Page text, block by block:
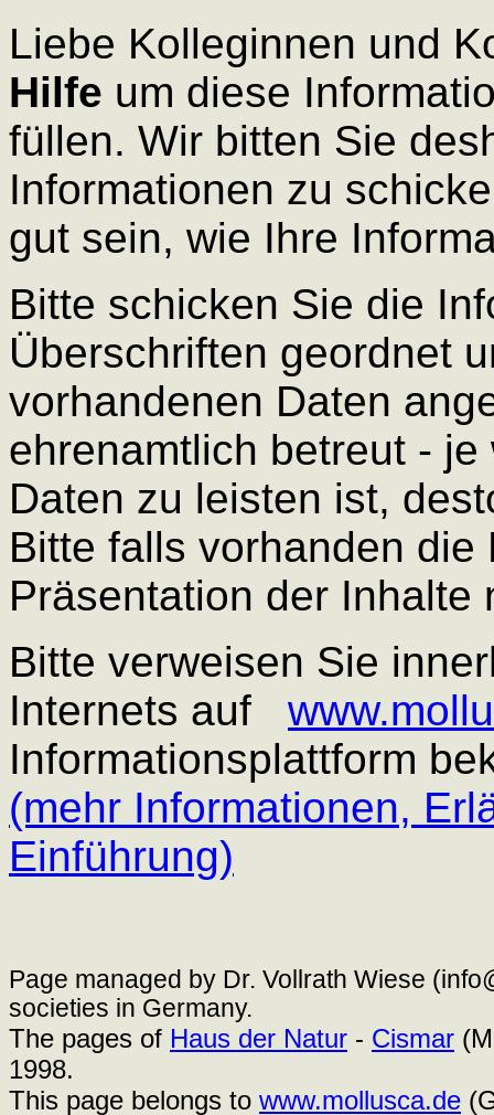
Liebe Kolleginnen und
Hilfe um diese
füllen. Wir bitten Sie
Informationen zu
gut sein, wie Ihre
Bitte schicken Sie die
Überschriften geordnet
vorhandenen Daten
ehrenamtlich betreut -
Daten zu leisten ist,
Bitte falls vorhanden
Präsentation der Inhalte
Bitte verweisen Sie
Internets auf
Informationsplattform
(mehr Informationen,
Einführung)
Page managed by Dr. Vollrath Wiese
societies in Germany.
The pages of Haus der Natur - Cismar
1998.
This page belongs to www.mollusca.de